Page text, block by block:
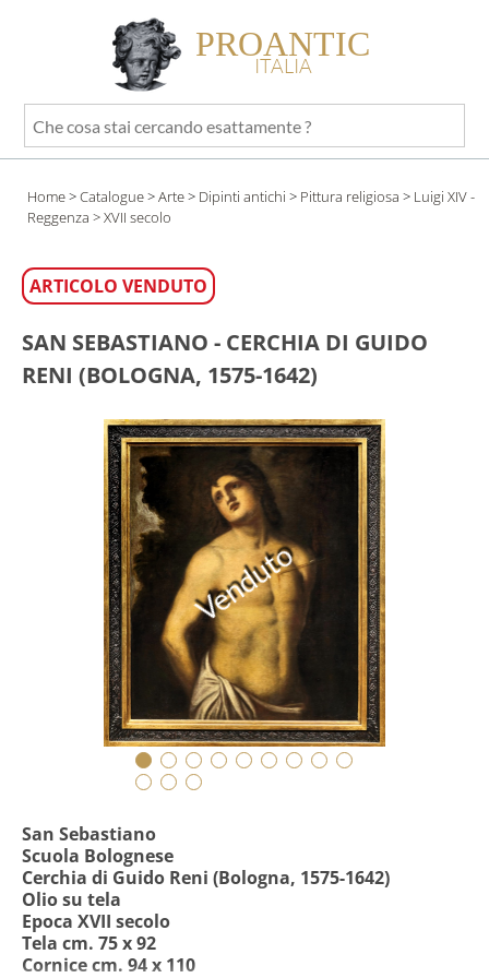
PROANTIC
ITALIA
Che
cosa
cercando
esattamente
Home>Catalogue>Arte> Dipinti antichi > Pittura religiosa > Luigi XIV -
Reggenza > XVII secolo
ARTICOLO VENDUTO
SAN SEBASTIANO - CERCHIA DI GUIDO
RENI (BOLOGNA, 1575-1642)
Venduto
San Sebastiano
Scuola Bolognese
Cerchia di Guido Reni (Bologna, 1575-1642)
Olio su tela
Epoca XVII secolo
Tela cm. 75 x 92
Cornice cm. 94 x 110